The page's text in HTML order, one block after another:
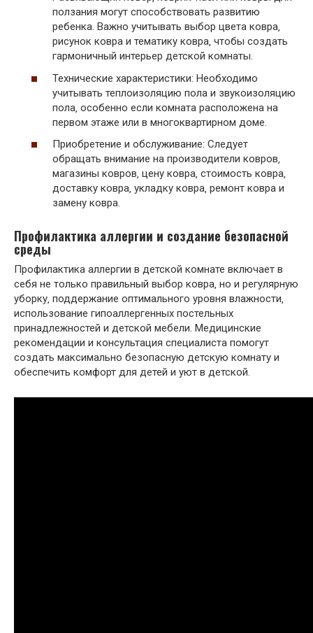
ползания могут способствовать развитию
ребенка. Важно учитывать выбор цвета ковра‚
рисунок ковра и тематику ковра‚ чтобы создать
гармоничный интерьер детской комнаты.
Технические характеристики: Необходимо
учитывать теплоизоляцию пола и звукоизоляцию
пола‚ особенно если комната расположена на
первом этаже или в многоквартирном доме.
Приобретение и обслуживание: Следует
обращать внимание на производители ковров‚
магазины ковров‚ цену ковра‚ стоимость ковра‚
доставку ковра‚ укладку ковра‚ ремонт ковра и
замену ковра.
Профилактика аллергии и создание безопасной
среды
Профилактика аллергии в детской комнате включает в
себя не только правильный выбор ковра‚ но и регулярную
уборку‚ поддержание оптимального уровня влажности‚
использование гипоаллергенных постельных
принадлежностей и детской мебели. Медицинские
рекомендации и консультация специалиста помогут
создать максимально безопасную детскую комнату и
обеспечить комфорт для детей и уют в детской.